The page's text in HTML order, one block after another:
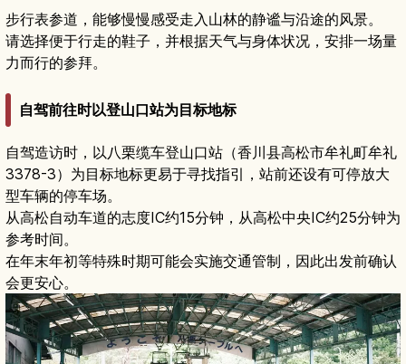
步行表参道，能够慢慢感受走入山林的静谧与沿途的风景。
请选择便于行走的鞋子，并根据天气与身体状况，安排一场量
力而行的参拜。
自驾前往时以登山口站为目标地标
自驾造访时，以八栗缆车登山口站（香川县高松市牟礼町牟礼
3378-3）为目标地标更易于寻找指引，站前还设有可停放大
型车辆的停车场。
从高松自动车道的志度IC约15分钟，从高松中央IC约25分钟为
参考时间。
在年末年初等特殊时期可能会实施交通管制，因此出发前确认
会更安心。